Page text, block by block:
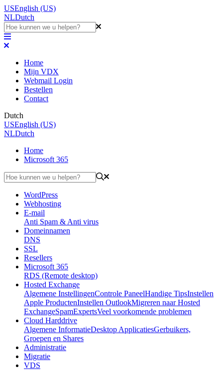
USEnglish (US)
NLDutch
Home
Mijn VDX
Webmail Login
Bestellen
Contact
Dutch
USEnglish (US)
NLDutch
Home
Microsoft 365
WordPress
Webhosting
E-mail
Anti Spam & Anti virus
Domeinnamen
DNS
SSL
Resellers
Microsoft 365
RDS (Remote desktop)
Hosted Exchange
Algemene InstellingenControle PaneelHandige TipsInstellen
Apple ProductenInstellen OutlookMigreren naar Hosted
ExchangeSpamExpertsVeel voorkomende problemen
Cloud Harddrive
Algemene InformatieDesktop ApplicatiesGerbuikers,
Groepen en Shares
Administratie
Migratie
VDS